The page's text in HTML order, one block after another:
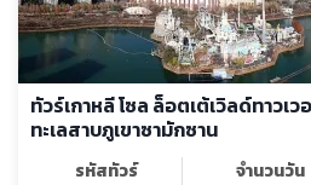
ทัวร์เกาหลี โซล ล็อตเต้เวิลด์ทาวเว
ทะเลสาบภูเขาซามักซาน
รหัสทัวร์
จำนวนวัน